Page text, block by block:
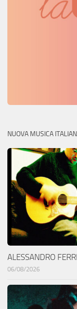
NUOVA MUSICA
ALESSANDRO
06/08/2026